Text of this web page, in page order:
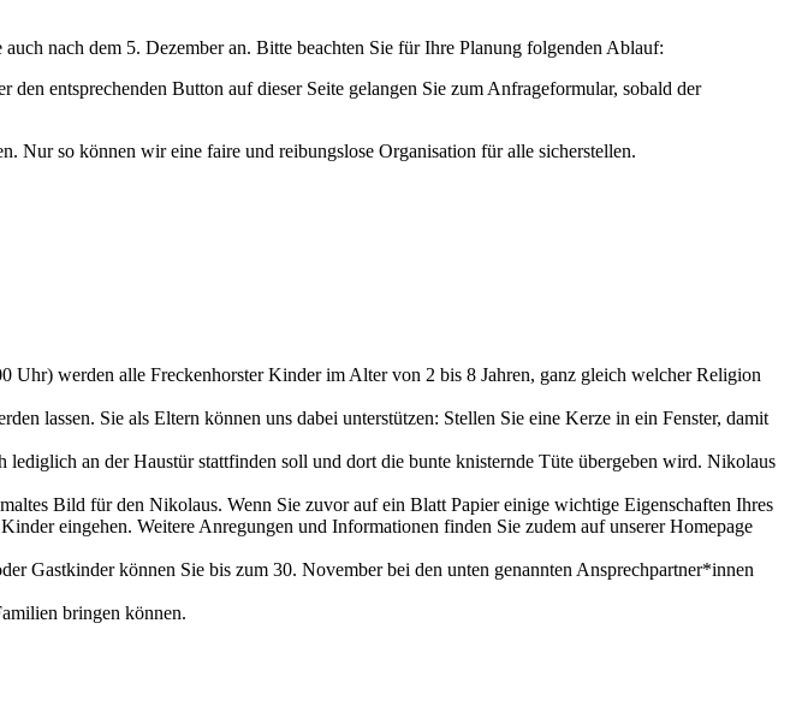
nach dem 5. Dezember an. Bitte beachten Sie für Ihre Planung folgenden Ablauf:
den entsprechenden Button auf dieser Seite gelangen Sie zum Anfrageformular, sobald der
Nur so können wir eine faire und reibungslose Organisation für alle sicherstellen.
werden alle Freckenhorster Kinder im Alter von 2 bis 8 Jahren, ganz gleich welcher Religion
lassen. Sie als Eltern können uns dabei unterstützen: Stellen Sie eine Kerze in ein Fenster, damit
an der Haustür stattfinden soll und dort die bunte knisternde Tüte übergeben wird. Nikolaus
Bild für den Nikolaus. Wenn Sie zuvor auf ein Blatt Papier einige wichtige Eigenschaften Ihres
eingehen. Weitere Anregungen und Informationen finden Sie zudem auf unserer Homepage
Gastkinder können Sie bis zum 30. November bei den unten genannten Ansprechpartner*innen
bringen können.